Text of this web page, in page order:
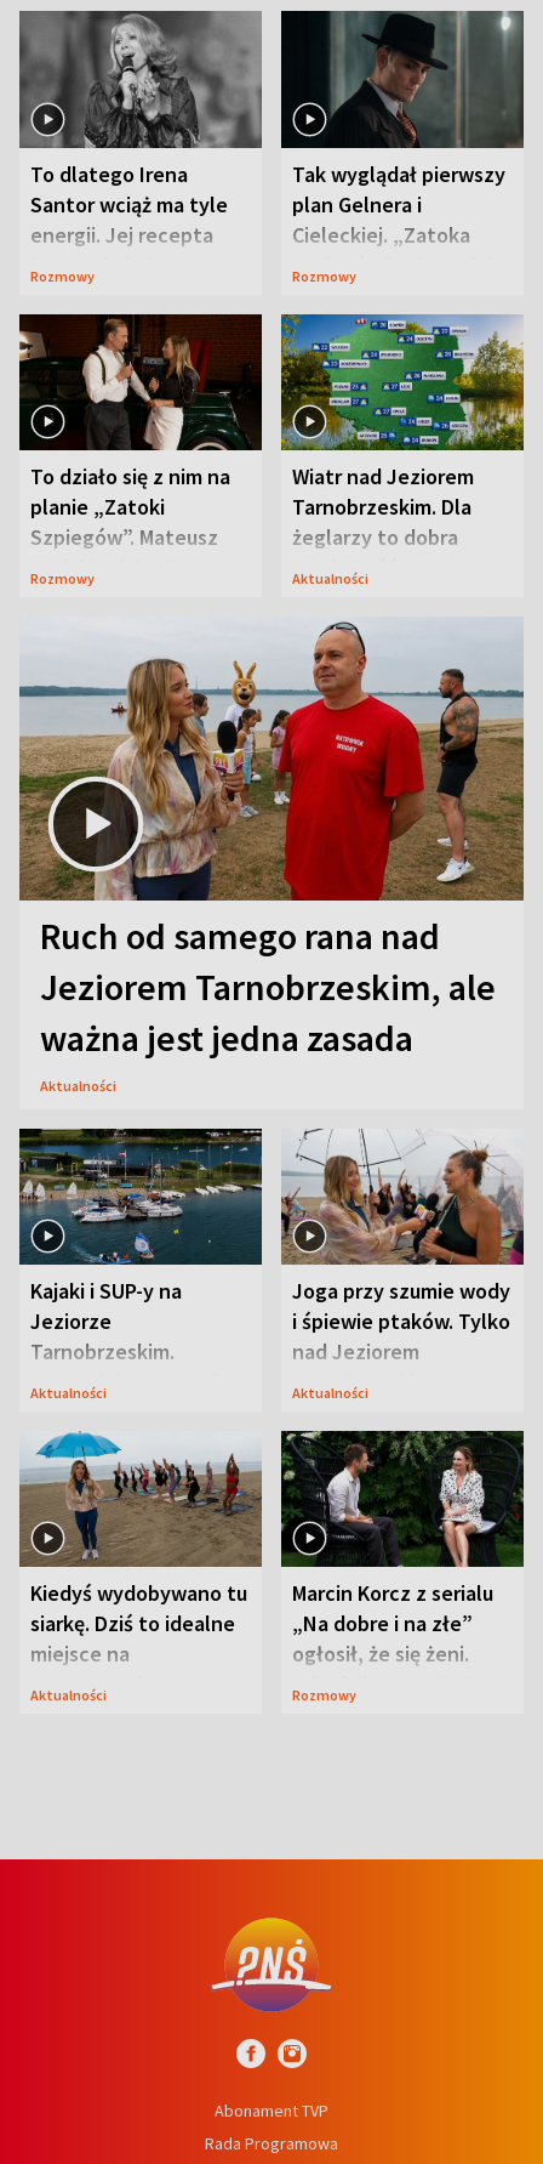
To dlatego Irena
Santor wciąż ma tyle
energii. Jej recepta
jest zaskakująco
Rozmowy
Tak wyglądał pierwszy
plan Gelnera i
Cieleckiej. „Zatoka
szpiegów” od razu ich
Rozmowy
To działo się z nim na
planie „Zatoki
Szpiegów”. Mateusz
Janicki odsłonił
Rozmowy
Wiatr nad Jeziorem
Tarnobrzeskim. Dla
żeglarzy to dobra
wiadomość
Aktualności
Ruch od samego rana nad
Jeziorem Tarnobrzeskim, ale
ważna jest jedna zasada
Aktualności
Kajaki i SUP-y na
Jeziorze
Tarnobrzeskim.
Przyrodnicy zwracają
Aktualności
Joga przy szumie wody
i śpiewie ptaków. Tylko
nad Jeziorem
Tarnobrzeskim
Aktualności
Kiedyś wydobywano tu
siarkę. Dziś to idealne
miejsce na
wypoczynek
Aktualności
Marcin Korcz z serialu
„Na dobre i na złe”
ogłosił, że się żeni.
Zdradził, co zmienił
Rozmowy
Abonament TVP
Rada Programowa